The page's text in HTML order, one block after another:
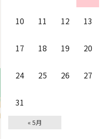
10 11 12 13
17 18 19 20
24 25 26 27
31
« 5月